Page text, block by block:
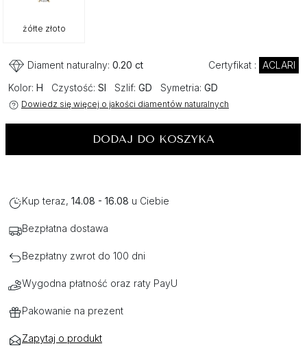
żółte złoto
Diament naturalny: 0.20 ct Certyfikat : ACLARI
Kolor: H Czystość: SI Szlif: GD Symetria: GD
Dowiedz się więcej o jakości diamentów naturalnych
DODAJ DO KOSZYKA
Kup teraz, 14.08 - 16.08 u Ciebie
Bezpłatna dostawa
Bezpłatny zwrot do 100 dni
Wygodna płatność oraz raty PayU
Pakowanie na prezent
Zapytaj o produkt